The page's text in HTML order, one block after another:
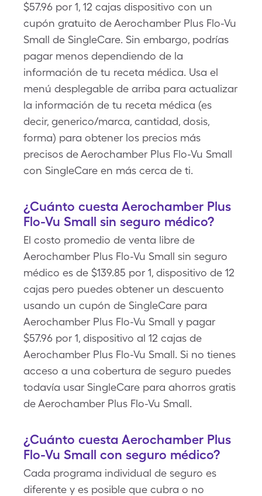
$57.96 por 1, 12 cajas dispositivo con un
cupón gratuito de Aerochamber Plus Flo-Vu
Small de SingleCare. Sin embargo, podrías
pagar menos dependiendo de la
información de tu receta médica. Usa el
menú desplegable de arriba para actualizar
la información de tu receta médica (es
decir, generico/marca, cantidad, dosis,
forma) para obtener los precios más
precisos de Aerochamber Plus Flo-Vu Small
con SingleCare en más cerca de ti.
¿Cuánto cuesta Aerochamber Plus
Flo-Vu Small sin seguro médico?
El costo promedio de venta libre de
Aerochamber Plus Flo-Vu Small sin seguro
médico es de $139.85 por 1, dispositivo de 12
cajas pero puedes obtener un descuento
usando un cupón de SingleCare para
Aerochamber Plus Flo-Vu Small y pagar
$57.96 por 1, dispositivo al 12 cajas de
Aerochamber Plus Flo-Vu Small. Si no tienes
acceso a una cobertura de seguro puedes
todavía usar SingleCare para ahorros gratis
de Aerochamber Plus Flo-Vu Small.
¿Cuánto cuesta Aerochamber Plus
Flo-Vu Small con seguro médico?
Cada programa individual de seguro es
diferente y es posible que cubra o no